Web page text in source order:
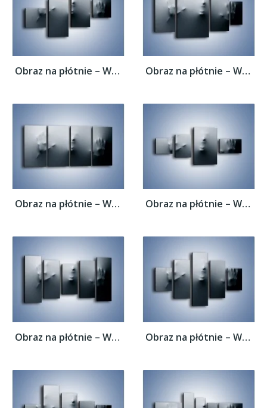
Obraz na płótnie – Wołanie o pomoc –... Obraz na płótnie – Wołanie o pomoc –...
Obraz na płótnie – Wołanie o pomoc –... Obraz na płótnie – Wołanie o pomoc –...
Obraz na płótnie – Wołanie o pomoc –... Obraz na płótnie – Wołanie o pomoc –...